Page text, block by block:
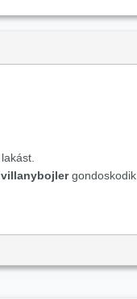
lakást.
villanybojlergondoskodik.